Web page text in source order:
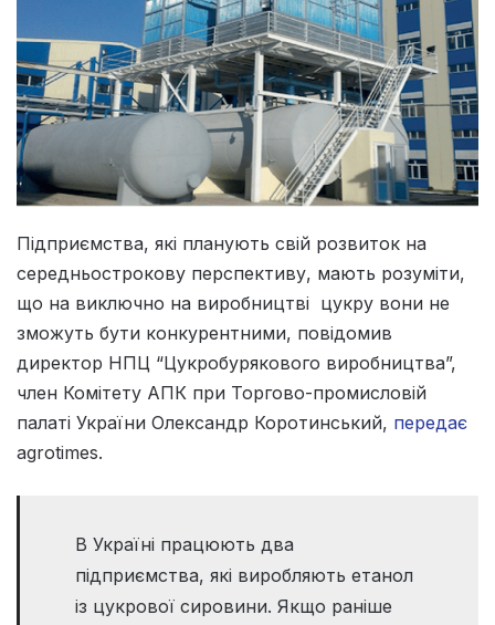
Підприємства, які планують свій розвиток на
середньострокову перспективу, мають розуміти,
що на виключно на виробництві цукру вони не
зможуть бути конкурентними, повідомив
директор НПЦ “Цукробурякового виробництва”,
член Комітету АПК при Торгово-промисловій
палаті України Олександр Коротинський, передає
agrotimes.
В Україні працюють два
підприємства, які виробляють етанол
із цукрової сировини. Якщо раніше